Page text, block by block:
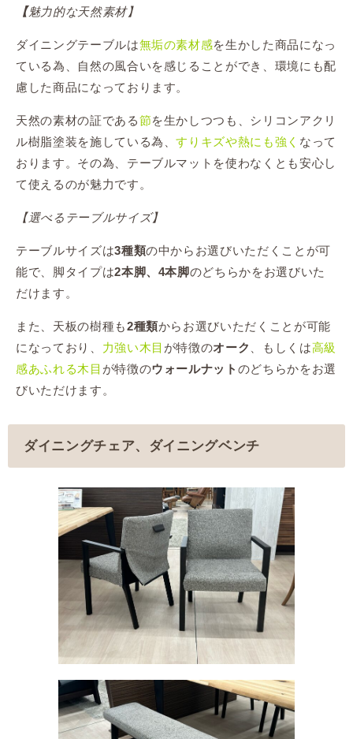
【魅力的な天然素材】
ダイニングテーブルは無垢の素材感を生かした商品になっ
ている為、自然の風合いを感じることができ、環境にも配
慮した商品になっております。
天然の素材の証である節を生かしつつも、シリコンアクリ
ル樹脂塗装を施している為、すりキズや熱にも強く なって
おります。その為、テーブルマットを使わなくとも安心し
て使えるのが魅力です。
【選べるテーブルサイズ】
テーブルサイズは3種類の中からお選びいただくことが可
能で、脚タイプは2本脚、4本脚のどちらかをお選びいた
だけます。
また、天板の樹種も2種類からお選びいただくことが可能
になっており、 力強い木目 が特徴のオーク 、もしくは高級
感あふれる木目 が特徴のウォールナット のどちらかをお選
びいただけます。
ダイニングチェア、ダイニングベンチ